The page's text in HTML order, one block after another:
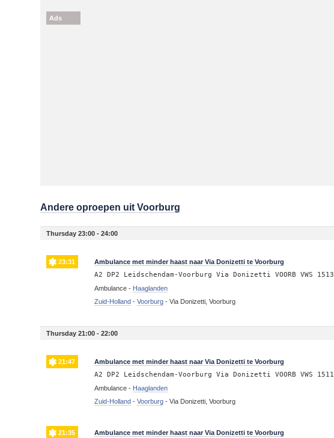
Ads
Andere oproepen uit Voorburg
Thursday 23:00 - 24:00
23:31 Ambulance met minder haast naar Via Donizetti te Voorburg
A2 DP2 Leidschendam-Voorburg Via Donizetti VOORB VWS
Ambulance - Haaglanden
Zuid-Holland -Voorburg -Via Donizetti, Voorburg
Thursday 21:00 - 22:00
21:47 Ambulance met minder haast naar Via Donizetti te Voorburg
A2 DP2 Leidschendam-Voorburg Via Donizetti VOORB VWS
Ambulance - Haaglanden
Zuid-Holland -Voorburg -Via Donizetti, Voorburg
21:35 Ambulance met minder haast naar Via Donizetti te Voorburg